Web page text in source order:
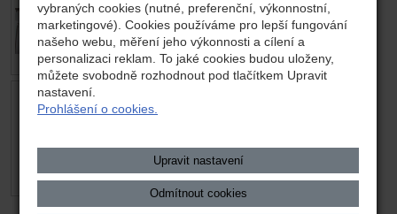
vybraných cookies (nutné, preferenční, výkonnostní,
marketingové). Cookies používáme pro lepší fungování
našeho webu, měření jeho výkonnosti a cílení a
personalizaci reklam. To jaké cookies budou uloženy,
můžete svobodně rozhodnout pod tlačítkem Upravit
nastavení.
Prohlášení o cookies.
Upravit nastavení
Odmítnout cookies